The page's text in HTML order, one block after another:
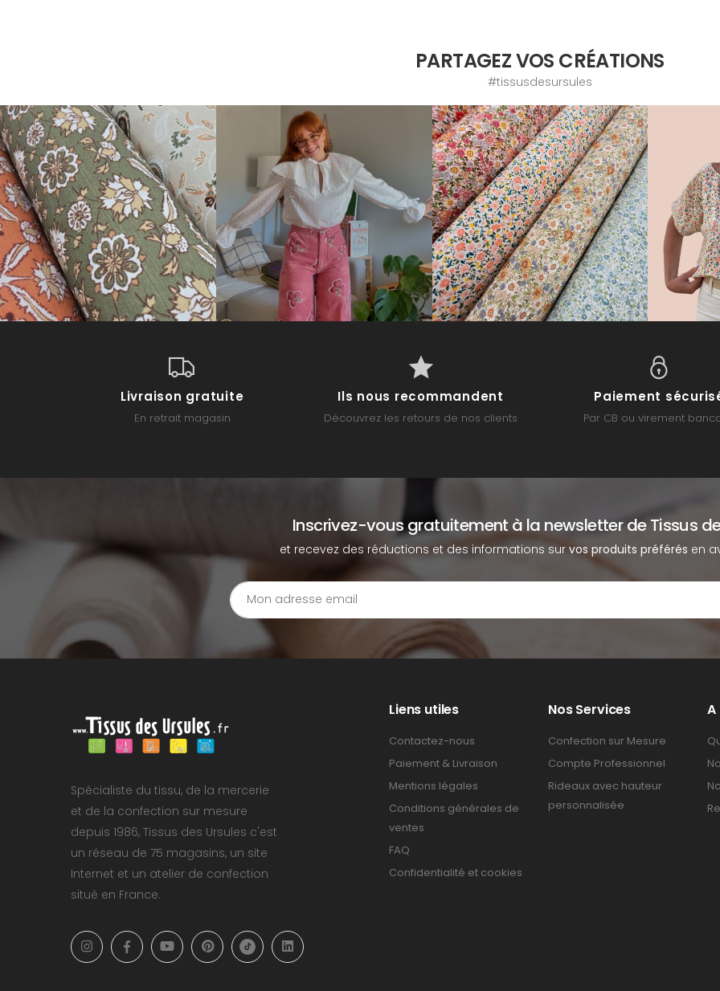
PARTAGEZ VOS CRÉATIONS
#tissusdesursules
Livraison gratuite
En retrait magasin
Ils nous recommandent
Découvrez les retours de nos clients
Paiement
Par CB ou virement
Inscrivez-vous gratuitement à la newsletter de Tissus
et recevez des réductions et des informations survos produits préférés en
Spécialiste du tissu, de la mercerie
et de la confection sur mesure
depuis 1986, Tissus des Ursules c'est
un réseau de 75 magasins, un site
Internet et un atelier de confection
situé en France.
Liens utiles
Contactez-nous
Paiement & Livraison
Mentions légales
Conditions générales de
ventes
FAQ
Confidentialité et cookies
Nos Services
Confection sur Mesure
Compte Professionnel
Rideaux avec hauteur
personnalisée